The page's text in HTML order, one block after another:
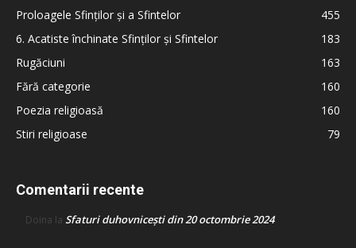
Proloagele Sfinților și a Sfintelor
455
6. Acatiste închinate Sfinților și Sfintelor
183
Rugăciuni
163
Fără categorie
160
Poezia religioasă
160
Stiri religioase
79
Comentarii recente
Doina la Sfaturi duhovnicești din 20 octombrie 2024